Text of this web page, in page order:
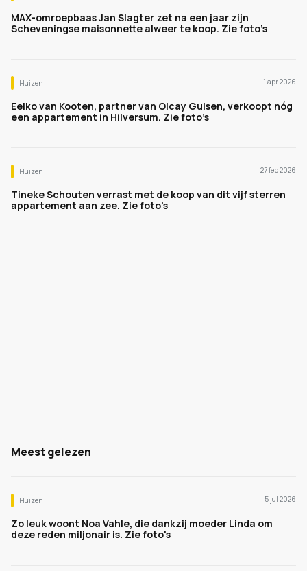
MAX-omroepbaas Jan Slagter zet na een jaar zijn
Scheveningse maisonnette alweer te koop. Zie foto’s
Huizen 1 apr 2026
Eelko van Kooten, partner van Olcay Gulsen, verkoopt nóg
een appartement in Hilversum. Zie foto’s
Huizen 27 feb 2026
Tineke Schouten verrast met de koop van dit vijf sterren
appartement aan zee. Zie foto's
Meest gelezen
Huizen 5 jul 2026
Zo leuk woont Noa Vahle, die dankzij moeder Linda om
deze reden miljonair is. Zie foto's